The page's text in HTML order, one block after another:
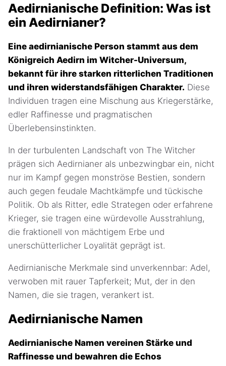
Aedirnianische Definition: Was ist
ein Aedirnianer?
Eine aedirnianische Person stammt aus dem
Königreich Aedirn im Witcher-Universum,
bekannt für ihre starken ritterlichen Traditionen
und ihren widerstandsfähigen Charakter. Diese
Individuen tragen eine Mischung aus Kriegerstärke,
edler Raffinesse und pragmatischen
Überlebensinstinkten.
In der turbulenten Landschaft von The Witcher
prägen sich Aedirnianer als unbezwingbar ein, nicht
nur im Kampf gegen monströse Bestien, sondern
auch gegen feudale Machtkämpfe und tückische
Politik. Ob als Ritter, edle Strategen oder erfahrene
Krieger, sie tragen eine würdevolle Ausstrahlung,
die fraktionell von mächtigem Erbe und
unerschütterlicher Loyalität geprägt ist.
Aedirnianische Merkmale sind unverkennbar: Adel,
verwoben mit rauer Tapferkeit; Mut, der in den
Namen, die sie tragen, verankert ist.
Aedirnianische Namen
Aedirnianische Namen vereinen Stärke und
Raffinesse und bewahren die Echos